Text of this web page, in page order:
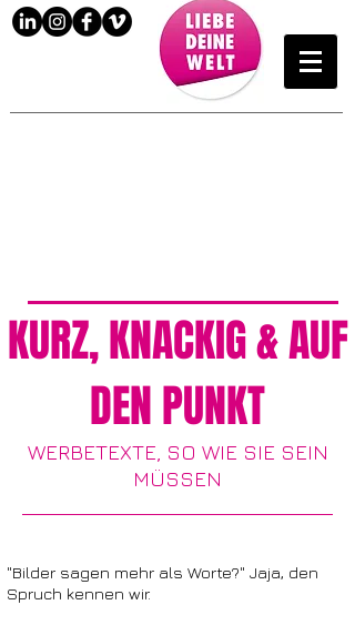
KURZ, KNACKIG & AUF
DEN PUNKT
WERBETEXTE, SO WIE SIE SEIN
MÜSSEN
"Bilder sagen mehr als Worte?" Jaja, den
Spruch kennen wir.